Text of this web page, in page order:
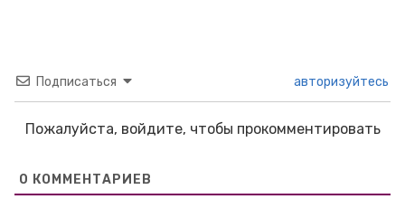
Подписаться авторизуйтесь
Пожалуйста, войдите, чтобы прокомментировать
0 КОММЕНТАРИЕВ